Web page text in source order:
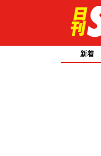
新着